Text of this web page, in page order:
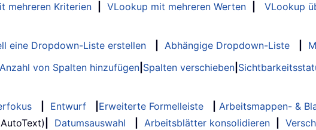
mehreren Kriterien VLookup mit mehreren Werten
VLookup
eine Dropdown-Liste erstellen Abhängige Dropdown-Liste
von Spalten hinzufügen Spalten verschieben
Entwurf Erweiterte Formelleiste
Arbeitsmappen- &
Datumsauswahl Arbeitsblätter konsolidieren